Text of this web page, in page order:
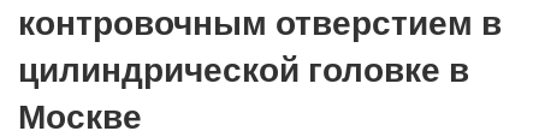
контровочным отверстием в
цилиндрической головке в
Москве